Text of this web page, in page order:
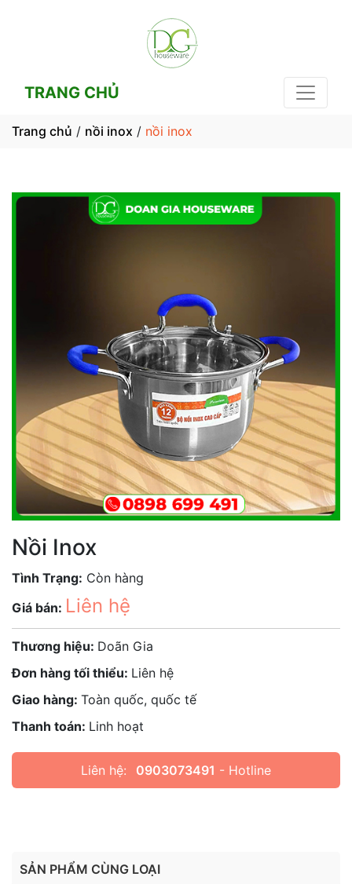
TRANG CHỦ
Trang chủ / nồi inox / nồi inox
Nồi Inox
Tình Trạng: Còn hàng
Giá bán: Liên hệ
Thương hiệu: Doãn Gia
Đơn hàng tối thiểu: Liên hệ
Giao hàng: Toàn quốc, quốc tế
Thanh toán: Linh hoạt
Liên hệ: 0903073491 - Hotline
SẢN PHẨM CÙNG LOẠI